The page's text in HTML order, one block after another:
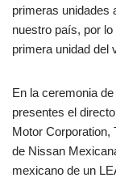
primeras unidades
nuestro país, por
primera unidad del
En la ceremonia
presentes el
Motor Corporation,
de Nissan
mexicano de un